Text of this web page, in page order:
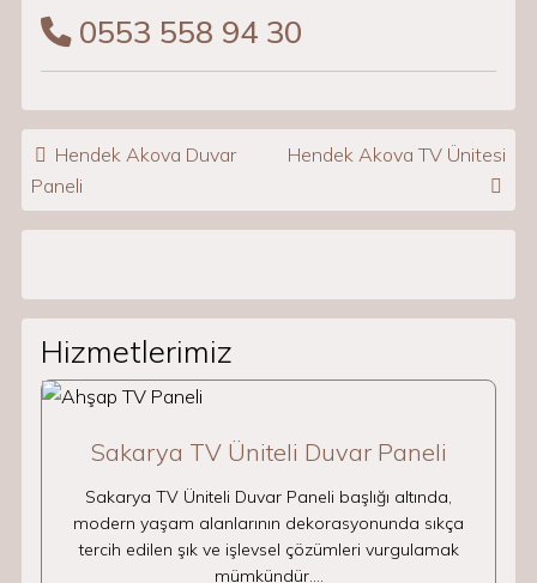
0553 558 94 30
Post navigation
Hendek Akova Duvar
Paneli
Hendek Akova TV Ünitesi
Hizmetlerimiz
Sakarya TV Üniteli Duvar Paneli
Sakarya TV Üniteli Duvar Paneli başlığı altında,
modern yaşam alanlarının dekorasyonunda sıkça
tercih edilen şık ve işlevsel çözümleri vurgulamak
mümkündür.…